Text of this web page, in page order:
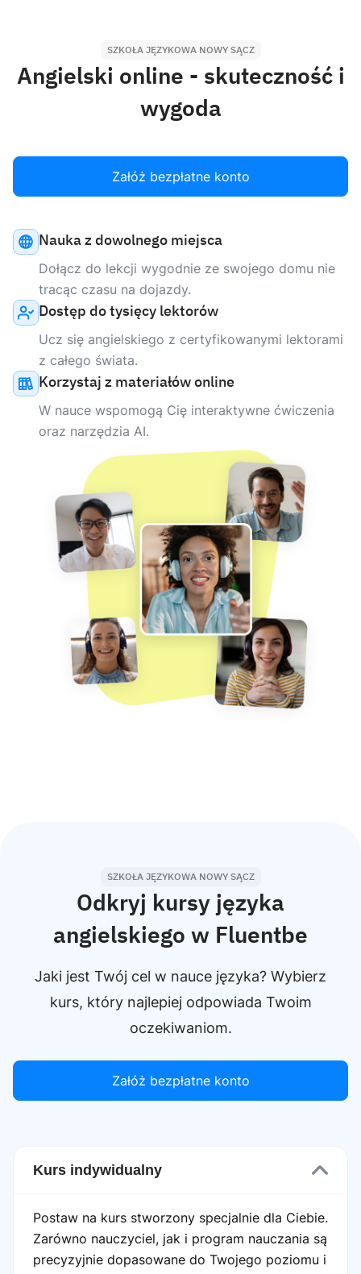
SZKOŁA JĘZYKOWA NOWY SĄCZ
Angielski online - skuteczność i
wygoda
Załóż bezpłatne konto
Nauka z dowolnego miejsca
Dołącz do lekcji wygodnie ze swojego domu nie
tracąc czasu na dojazdy.
Dostęp do tysięcy lektorów
Ucz się angielskiego z certyfikowanymi lektorami
z całego świata.
Korzystaj z materiałów online
W nauce wspomogą Cię interaktywne ćwiczenia
oraz narzędzia AI.
SZKOŁA JĘZYKOWA NOWY SĄCZ
Odkryj kursy języka
angielskiego w Fluentbe
Jaki jest Twój cel w nauce języka? Wybierz
kurs, który najlepiej odpowiada Twoim
oczekiwaniom.
Załóż bezpłatne konto
Kurs indywidualny
Postaw na kurs stworzony specjalnie dla Ciebie.
Zarówno nauczyciel, jak i program nauczania są
precyzyjnie dopasowane do Twojego poziomu i